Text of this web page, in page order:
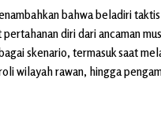
bahwa beladiri
diri dari ancaman
skenario, termasuk saat
wilayah rawan, hingga